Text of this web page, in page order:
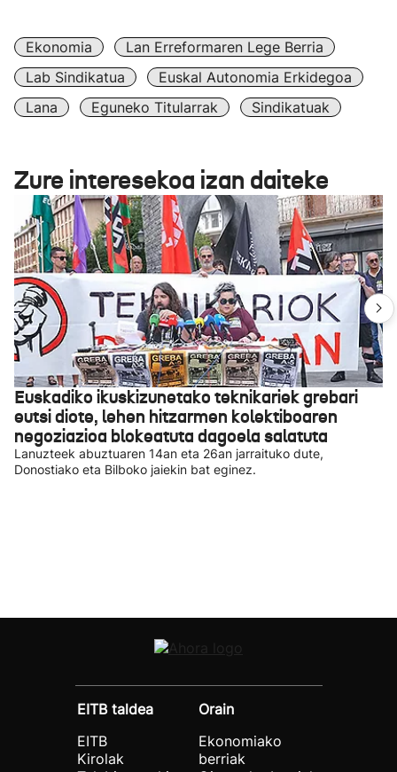
Ekonomia
Lan Erreformaren Lege Berria
Lab Sindikatua
Euskal Autonomia Erkidegoa
Lana
Eguneko Titularrak Sindikatuak
Zure interesekoa izan daiteke
Euskadiko ikuskizunetako teknikariek grebari
eutsi diote, lehen hitzarmen kolektiboaren
negoziazioa blokeatuta dagoela salatuta
Lanuzteek abuztuaren 14an eta 26an jarraituko dute,
Donostiako eta Bilboko jaiekin bat eginez.
EITB taldea
EITB
Kirolak
Orain
Ekonomiako
berriak